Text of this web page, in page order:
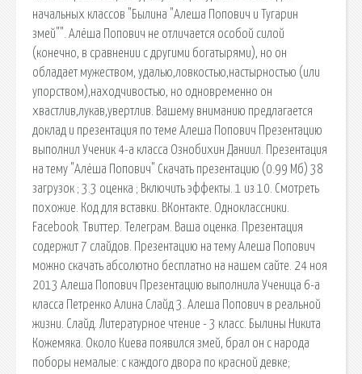
начальных классов "Былина "Алеша Попович и Тугарин
змей"". Алёша Попович не отличается особой силой
(конечно, в сравнении с другими богатырями), но он
обладает мужеством, удалью,ловкостью,настырностью (или
упорством),находчивостью, но одновременно он
хвастлив,лукав,увертлив. Вашему вниманию предлагается
доклад и презентация по теме Алеша Попович Презентацию
выполнил Ученик 4-а класса Ознобихин Даниил. Презентация
на тему "Алёша Попович" Скачать презентацию (0.99 Мб) 38
загрузок ; 3.3 оценка ; Включить эффекты. 1 из 10. Смотреть
похожие. Код для вставки. ВКонтакте. Одноклассники.
Facebook. Твиттер. Телеграм. Ваша оценка. Презентация
содержит 7 слайдов. Презентацию на тему Алеша Попович
можно скачать абсолютно бесплатно на нашем сайте. 24 ноя
2013 Алеша Попович Презентацию выполнила Ученица 6-а
класса Петренко Алина Слайд 3. Алеша Попович в реальной
жизни. Слайд. Литературное чтение - 3 класс. Былины Никита
Кожемяка. Около Киева появился змей, брал он с народа
поборы немалые: с каждого двора по красной девке;